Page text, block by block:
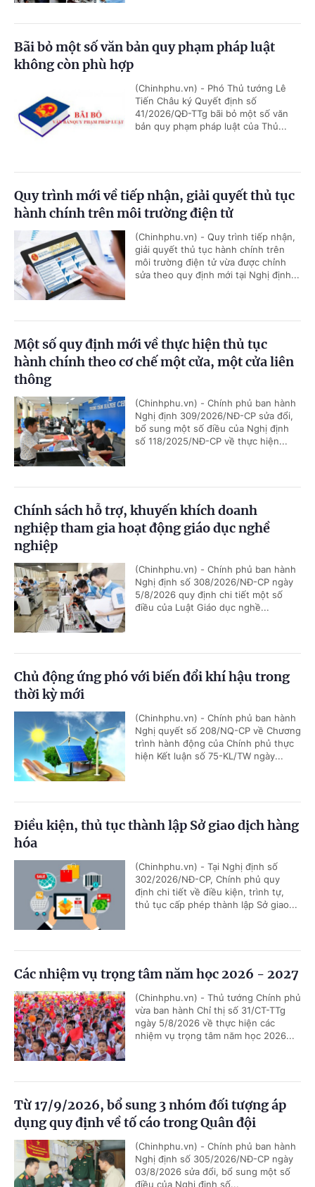
Bãi bỏ một số văn bản quy phạm pháp luật
không còn phù hợp
(Chinhphu.vn) - Phó Thủ tướng Lê
Tiến Châu ký Quyết định số
41/2026/QĐ-TTg bãi bỏ một số văn
bản quy phạm pháp luật của Thủ...
Quy trình mới về tiếp nhận, giải quyết thủ tục
hành chính trên môi trường điện tử
(Chinhphu.vn) - Quy trình tiếp nhận,
giải quyết thủ tục hành chính trên
môi trường điện tử vừa được chỉnh
sửa theo quy định mới tại Nghị định...
Một số quy định mới về thực hiện thủ tục
hành chính theo cơ chế một cửa, một cửa liên
thông
(Chinhphu.vn) - Chính phủ ban hành
Nghị định 309/2026/NĐ-CP sửa đổi,
bổ sung một số điều của Nghị định
số 118/2025/NĐ-CP về thực hiện...
Chính sách hỗ trợ, khuyến khích doanh
nghiệp tham gia hoạt động giáo dục nghề
nghiệp
(Chinhphu.vn) - Chính phủ ban hành
Nghị định số 308/2026/NĐ-CP ngày
5/8/2026 quy định chi tiết một số
điều của Luật Giáo dục nghề...
Chủ động ứng phó với biến đổi khí hậu trong
thời kỳ mới
(Chinhphu.vn) - Chính phủ ban hành
Nghị quyết số 208/NQ-CP về Chương
trình hành động của Chính phủ thực
hiện Kết luận số 75-KL/TW ngày...
Điều kiện, thủ tục thành lập Sở giao dịch hàng
hóa
(Chinhphu.vn) - Tại Nghị định số
302/2026/NĐ-CP, Chính phủ quy
định chi tiết về điều kiện, trình tự,
thủ tục cấp phép thành lập Sở giao...
Các nhiệm vụ trọng tâm năm học 2026 - 2027
(Chinhphu.vn) - Thủ tướng Chính phủ
vừa ban hành Chỉ thị số 31/CT-TTg
ngày 5/8/2026 về thực hiện các
nhiệm vụ trọng tâm năm học 2026...
Từ 17/9/2026, bổ sung 3 nhóm đối tượng áp
dụng quy định về tố cáo trong Quân đội
(Chinhphu.vn) - Chính phủ ban hành
Nghị định số 305/2026/NĐ-CP ngày
03/8/2026 sửa đổi, bổ sung một số
điều của Nghị định số...